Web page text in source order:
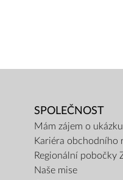
SPOLEČNOST
Mám zájem o
Kariéra obchodního
Regionální pobočky
Naše mise